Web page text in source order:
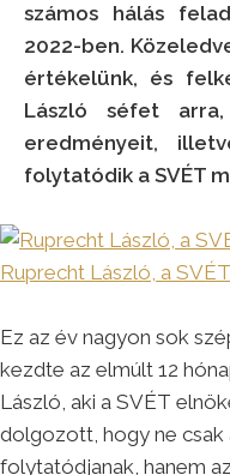
számos hálás
2022-ben.
értékelünk, és
László séfet
eredményeit,
folytatódik a SVÉT
Ruprecht László, a
Ez az év nagyon sok
kezdte az elmúlt 12
László, aki a SVÉT
dolgozott, hogy ne
folytatódjanak, hanem